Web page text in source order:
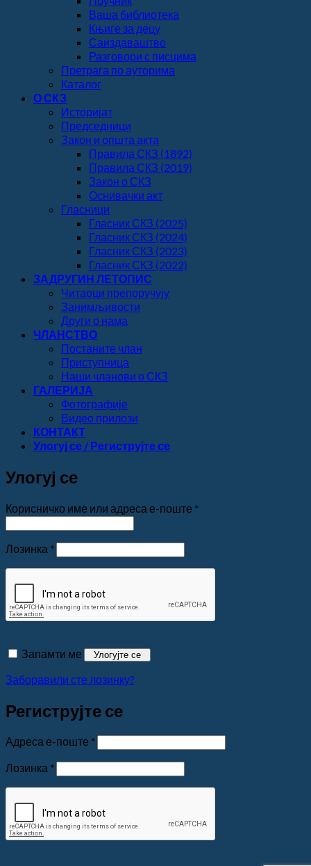
Ваша библиотека
Књиге за децу
Саиздаваштво
Разговори с писцима
Претрага по ауторима
Каталог
О СКЗ
Историјат
Председници
Закон и општа акта
Правила СКЗ (1892)
Правила СКЗ (2019)
Закон о СКЗ
Оснивачки акт
Гласници
Гласник СКЗ (2025)
Гласник СКЗ (2024)
Гласник СКЗ (2023)
Гласник СКЗ (2022)
ЗАДРУГИН ЛЕТОПИС
Читаоци препоручују
Занимљивости
Други о нама
ЧЛАНСТВО
Постаните члан
Приступница
Наши чланови о СКЗ
ГАЛЕРИЈА
Фотографије
Видео прилози
КОНТАКТ
Улогуј се / Региструјте се
Улогуј се
Корисничко име или адреса е-поште *Обавезно
Лозинка *Обавезно
Запамти ме Улогујте се
Заборавили сте лозинку?
Региструјте се
Адреса е-поште *Обавезно
Лозинка *Обавезно